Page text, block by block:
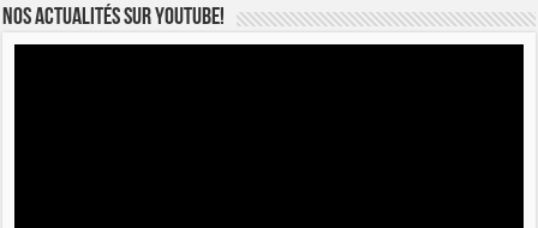
Nos actualités sur YOUTUBE!